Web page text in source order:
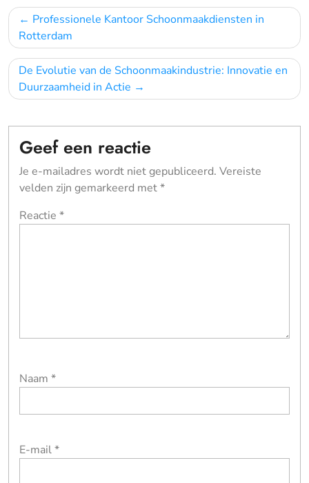
Bericht
navigatie
Professionele Kantoor Schoonmaakdiensten in
Rotterdam
De Evolutie van de Schoonmaakindustrie: Innovatie en
Duurzaamheid in Actie
Geef een reactie
Je e-mailadres wordt niet gepubliceerd. Vereiste
velden zijn gemarkeerd met*
Reactie *
Naam *
E-mail*